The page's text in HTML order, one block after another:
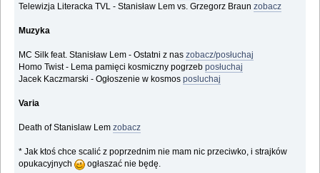
Telewizja Literacka TVL - Stanisław Lem vs. Grzegorz Braunzobacz
Muzyka
MC Silk feat. Stanisław Lem - Ostatni z naszobacz/posłuchaj
Homo Twist - Lema pamięci kosmiczny pogrzebposłuchaj
Jacek Kaczmarski - Ogłoszenie w kosmosposluchaj
Varia
Death of Stanislaw Lemzobacz
* Jak ktoś chce scalić z poprzednim nie mam nic przeciwko, i strajków
opukacyjnych
ogłaszać nie będę.